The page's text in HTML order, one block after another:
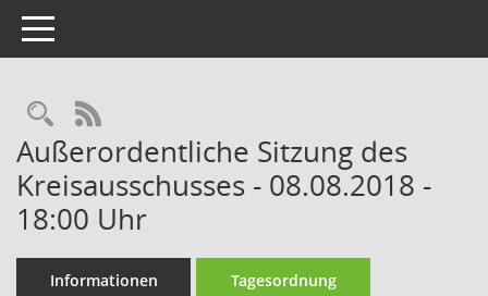
Toggle navigation
Rechercheauswahl
RSS-Feed
Außerordentliche Sitzung des
Kreisausschusses - 08.08.2018 -
18:00 Uhr
Informationen Tagesordnung